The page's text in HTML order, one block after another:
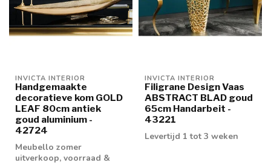
INVICTA INTERIOR
Handgemaakte
decoratieve kom GOLD
LEAF 80cm antiek
goud aluminium -
42724
Meubello zomer
uitverkoop, voorraad &
INVICTA INTERIOR
Filigrane Design Vaas
ABSTRACT BLAD goud
65cm Handarbeit -
43221
Levertijd 1 tot 3 weken